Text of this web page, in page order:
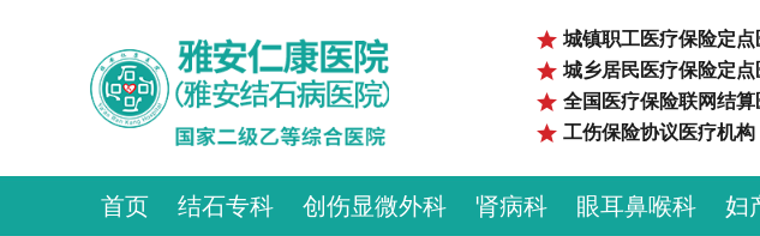
城镇职工医疗保险定点
城乡居民医疗保险定点
全国医疗保险联网结算
工伤保险协议医疗机构
首页 结石专科 创伤显微外科 肾病科 眼耳鼻喉科 妇